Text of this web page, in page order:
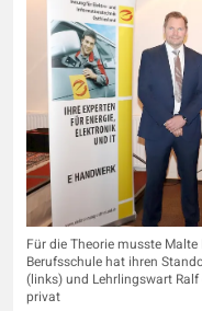
Für die Theorie musste
Berufsschule hat ihren
(links) und Lehrlingswart
privat